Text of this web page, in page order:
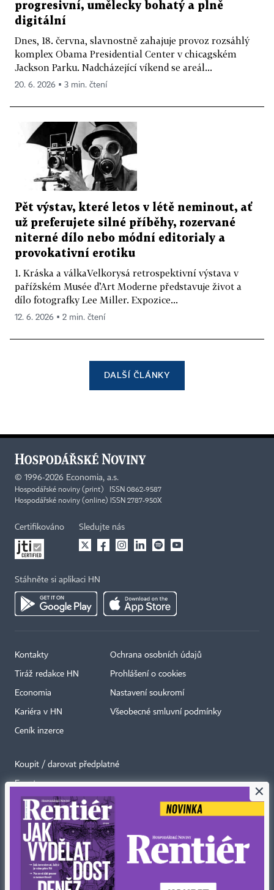
progresivní, umělecky bohatý a plně
digitální
Dnes, 18. června, slavnostně zahajuje provoz rozsáhlý
komplex Obama Presidential Center v chicagském
Jackson Parku. Nadcházející víkend se areál...
20. 6. 2026 ▪ 3 min. čtení
Pět výstav, které letos v létě neminout, ať
už preferujete silné příběhy, rozervané
niterné dílo nebo módní editorialy a
provokativní erotiku
1. Kráska a válkaVelkorysá retrospektivní výstava v
pařížském Musée d’Art Moderne představuje život a
dílo fotografky Lee Miller. Expozice...
12. 6. 2026 ▪ 2 min. čtení
DALŠÍ ČLÁNKY
© 1996-2026 Economia, a.s.
Hospodářské noviny (print) ISSN 0862-9587
Hospodářské noviny (online) ISSN 2787-950X
Certifikováno Sledujte nás
Stáhněte si aplikaci HN
Kontakty
Tiráž redakce HN
Economia
Kariéra v HN
Ceník inzerce
Ochrana osobních údajů
Prohlášení o cookies
Nastavení soukromí
Všeobecné smluvní podmínky
Koupit / darovat předplatné
Eventy
Newslettery
RSS kanály
Autorská práva vykonává vydavatel. Bez písemného svolení vydavatele je
zakázáno jakékoli užití částí nebo celku díla, zejména rozmnožování a šíření
×